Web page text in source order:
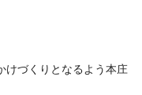
けづくりとなるよう本庄